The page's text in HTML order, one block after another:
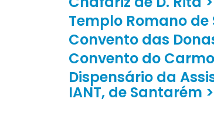
Templo Romano de
Convento das
Convento do Carmo
Dispensário da
IANT, de Santarém